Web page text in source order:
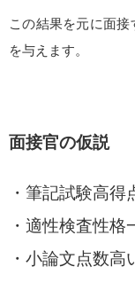
この結果を元に面
を与えます。
面接官の仮説
・ 筆記試験高得
・適性検査性格
・小論文点数